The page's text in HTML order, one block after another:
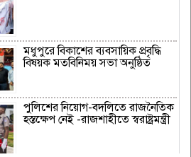
মধুপুরে বিকাশের ব্যবসায়িক প্রবৃদ্ধি
বিষয়ক মতবিনিময় সভা অনুষ্ঠিত
পুলিশের নিয়োগ-বদলিতে রাজনৈতিক
হস্তক্ষেপ নেই -রাজশাহীতে স্বরাষ্ট্রমন্ত্রী